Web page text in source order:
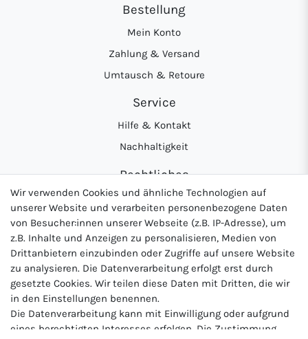
Bestellung
Mein Konto
Zahlung & Versand
Umtausch & Retoure
Service
Hilfe & Kontakt
Nachhaltigkeit
Rechtliches
AGB
Datenschutzerklärung
Widerrufsrecht
Impressum
Logo von DHL für Paketversand
Logo von Zahlung per
Wir verwenden Cookies und ähnliche Technologien auf
unserer Website und verarbeiten personenbezogene Daten
von Besucher:innen unserer Webseite (z.B. IP-Adresse), um
z.B. Inhalte und Anzeigen zu personalisieren, Medien von
Drittanbietern einzubinden oder Zugriffe auf unsere Website
zu analysieren. Die Datenverarbeitung erfolgt erst durch
gesetzte Cookies. Wir teilen diese Daten mit Dritten, die wir
in den Einstellungen benennen.
Die Datenverarbeitung kann mit Einwilligung oder aufgrund
eines berechtigten Interesses erfolgen. Die Zustimmung